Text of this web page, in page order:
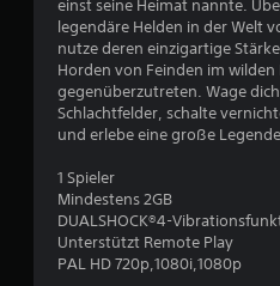
einst seine Heimat nannte.
legendäre Helden in der Welt
nutze deren einzigartige
Horden von Feinden im
gegenüberzutreten. Wage
Schlachtfelder, schalte
und erlebe eine große
1 Spieler
Mindestens 2GB
DUALSHOCK®4-
Unterstützt Remote Play
PAL HD 720p,1080i,1080p